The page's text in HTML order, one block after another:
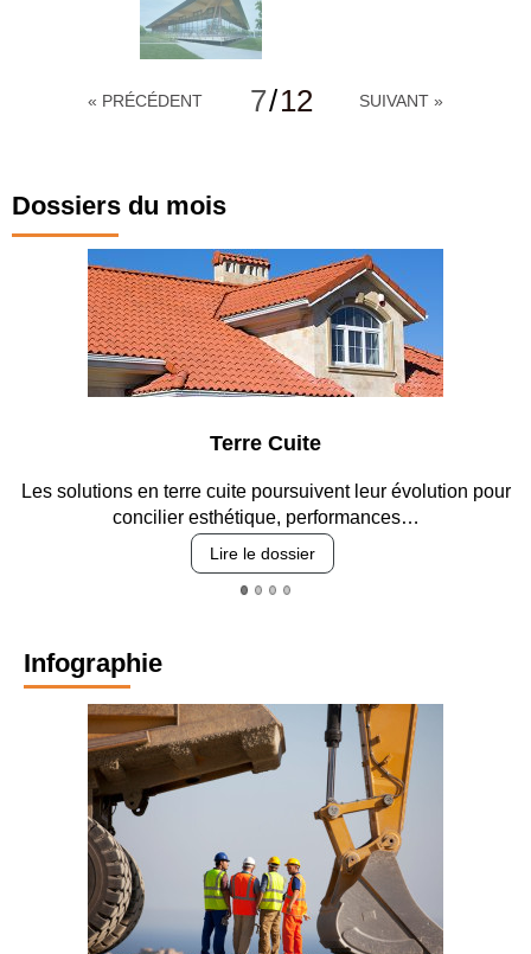
« PRÉCÉDENT 7/12 SUIVANT »
Dossiers du mois
Terre Cuite
solutions en terre cuite poursuivent leur évolution pour
concilier esthétique, performances…
Lire le dossier
Infographie